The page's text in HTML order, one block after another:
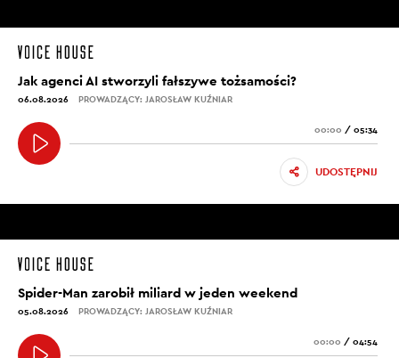
Jak agenci AI stworzyli fałszywe tożsamości?
06.08.2026 PROWADZĄCY: JAROSŁAW KUŹNIAR
00:00 / 05:34
UDOSTĘPNIJ
Spider-Man zarobił miliard w jeden weekend
05.08.2026 PROWADZĄCY: JAROSŁAW KUŹNIAR
00:00 / 04:54